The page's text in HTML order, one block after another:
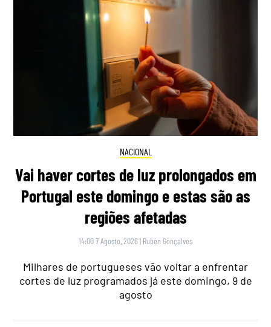
NACIONAL
Vai haver cortes de luz prolongados em
Portugal este domingo e estas são as
regiões afetadas
14:00 7 Agosto, 2026 | Rubén Gonçalves
Milhares de portugueses vão voltar a enfrentar
cortes de luz programados já este domingo, 9 de
agosto